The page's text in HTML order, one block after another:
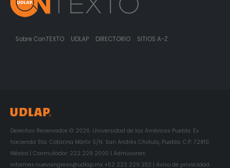
Sobre ConTEXTO UDLAP DIRECTORIO SITIOS A-Z
Derechos Reservados © 2026. Universidad de las Américas Puebla. Ex
hacienda Sta. Catarina Mártir S/N. San Andrés Cholula, Puebla. C.P. 72810.
México | Conmutador: 222 229 2000 | Admisiones:
informes.nuevoingreso@udlap.mx +52 222 229 2112 | Aviso de privacidad